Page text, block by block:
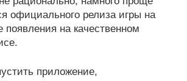
официального релиза игры на
на качественном
приложение,